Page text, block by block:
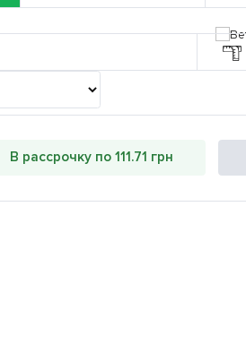
В рассрочку по 111.71 грн